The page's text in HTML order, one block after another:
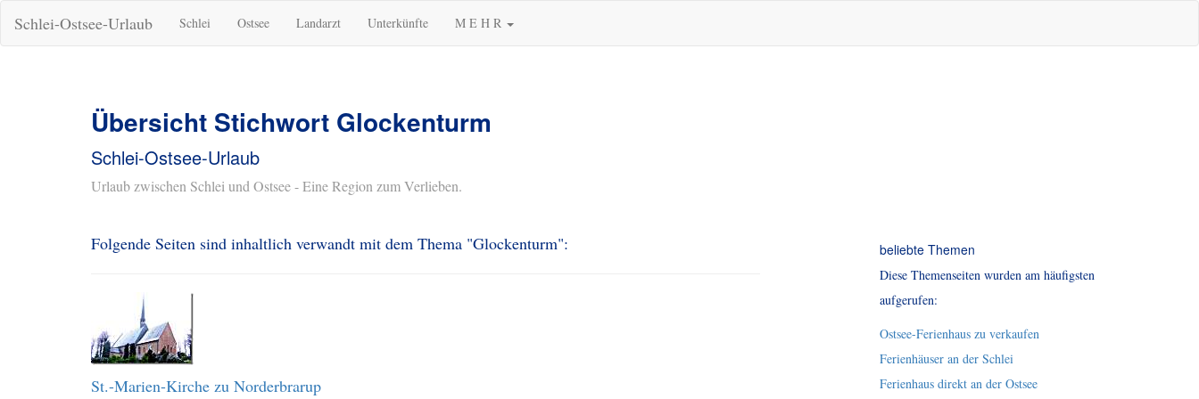
Schlei-Ostsee-Urlaub Schlei Ostsee Landarzt Unterkünfte M E H R
Übersicht Stichwort Glockenturm
Schlei-Ostsee-Urlaub
Urlaub zwischen Schlei und Ostsee - Eine Region zum Verlieben.
Folgende Seiten sind inhaltlich verwandt mit dem Thema "Glockenturm":
St.-Marien-Kirche zu Norderbrarup
beliebte Themen
Diese Themenseiten wurden am häufigsten
aufgerufen:
Ostsee-Ferienhaus zu verkaufen
Ferienhäuser an der Schlei
Ferienhaus direkt an der Ostsee